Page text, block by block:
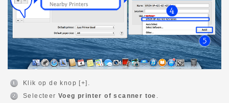
Klik op de knop [+].
Selecteer Voeg printer of scanner toe